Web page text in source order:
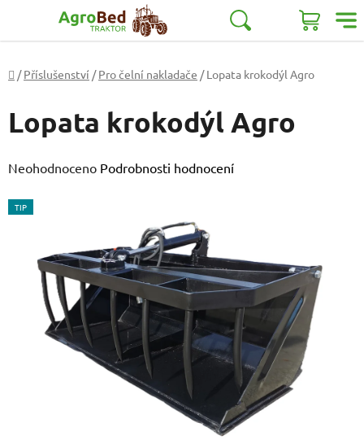
obsah
Hledat
Domů
/ Příslušenství / Pro čelní nakladače / Lopata krokodýl Agro
Lopata krokodýl Agro
Průměrné
produktu
hvězdiček.
Neohodnoceno Podrobnosti hodnocení
TIP